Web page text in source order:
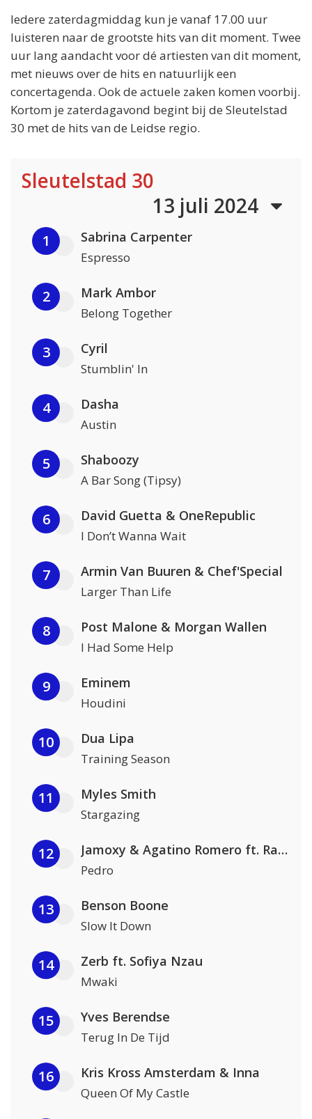
Iedere zaterdagmiddag kun je vanaf 17.00 uur
luisteren naar de grootste hits van dit moment. Twee
uur lang aandacht voor dé artiesten van dit moment,
met nieuws over de hits en natuurlijk een
concertagenda. Ook de actuele zaken komen voorbij.
Kortom je zaterdagavond begint bij de Sleutelstad
30 met de hits van de Leidse regio.
Sleutelstad 30
13 juli 2024
1 Sabrina Carpenter
Espresso
2 Mark Ambor
Belong Together
3 Cyril
Stumblin' In
4 Dasha
Austin
5 Shaboozy
A Bar Song (Tipsy)
6 David Guetta & OneRepublic
I Don’t Wanna Wait
7 Armin Van Buuren & Chef'Special
Larger Than Life
8 Post Malone & Morgan Wallen
I Had Some Help
9 Eminem
Houdini
10 Dua Lipa
Training Season
11 Myles Smith
Stargazing
12 Jamoxy & Agatino Romero ft. Raffaella Carrà
Pedro
13 Benson Boone
Slow It Down
14 Zerb ft. Sofiya Nzau
Mwaki
15 Yves Berendse
Terug In De Tijd
16 Kris Kross Amsterdam & Inna
Queen Of My Castle